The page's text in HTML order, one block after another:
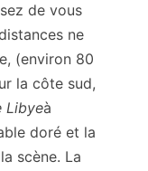
de vous
ne
(environ 80
la côte sud,
Libyeà
doré et la
scène. La